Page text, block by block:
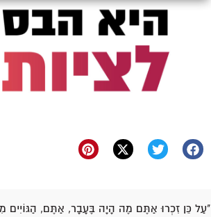
"עַל כֵּן זִכְרוּ אַתֶּם מֶה הָיָה בֶּעָבָר, אַתֶּם, הַגּוֹיִים